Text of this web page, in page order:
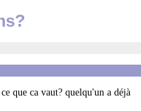
que ca vaut? quelqu'un a déjà